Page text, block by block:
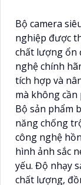
Bộ camera
nghiệp được
chất lượng ổn
nghệ chính
tích hợp và
mà không
Bộ sản phẩm
năng chống
công nghệ
hình ảnh sắc
yếu. Độ nhạy
chất lượng,